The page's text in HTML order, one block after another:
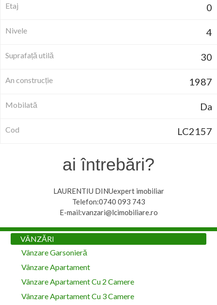
Etaj 0
Nivele 4
Suprafață utilă 30
An construcție 1987
Mobilată Da
Cod LC2157
ai întrebări?
LAURENTIU DINUexpert imobiliar
Telefon:0740 093 743
E-mail:vanzari@lcimobiliare.ro
VÂNZĂRI
Vânzare Garsonieră
Vânzare Apartament
Vânzare Apartament Cu 2 Camere
Vânzare Apartament Cu 3 Camere